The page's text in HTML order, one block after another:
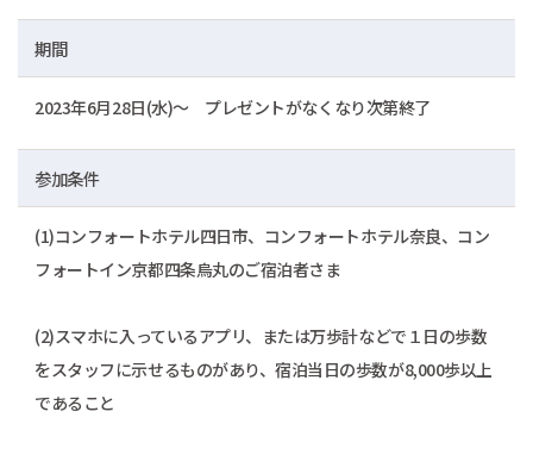
期間
2023年6月28日(水)～ プレゼントがなくなり次第終了
参加条件
(1)コンフォートホテル四日市、コンフォートホテル奈良、コン
フォートイン京都四条烏丸のご宿泊者さま
(2)スマホに入っているアプリ、または万歩計などで１日の歩数
をスタッフに示せるものがあり、宿泊当日の歩数が8,000歩以上
であること